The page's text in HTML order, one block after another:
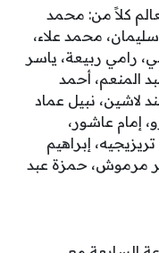
كلاً من: محمد
محمد علاء،
رامي ربيعة، ياسر
المنعم، أحمد
لاشين، نبيل عماد
إمام عاشور،
إبراهيم
مرموش، حمزة عبد